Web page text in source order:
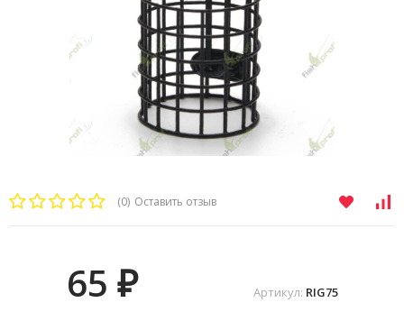
(0) Оставить отзыв
Артикул: RIG75
65 ₽